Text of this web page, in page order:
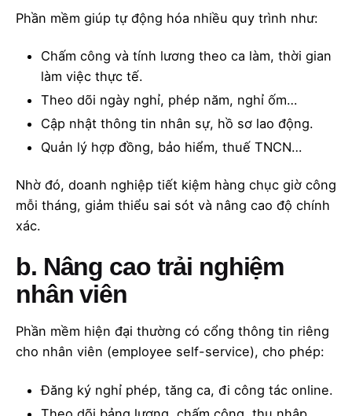
Phần mềm giúp tự động hóa nhiều quy trình như:
Chấm công và tính lương theo ca làm, thời gian
làm việc thực tế.
Theo dõi ngày nghỉ, phép năm, nghỉ ốm…
Cập nhật thông tin nhân sự, hồ sơ lao động.
Quản lý hợp đồng, bảo hiểm, thuế TNCN…
Nhờ đó, doanh nghiệp tiết kiệm hàng chục giờ công
mỗi tháng, giảm thiểu sai sót và nâng cao độ chính
xác.
b. Nâng cao trải nghiệm
nhân viên
Phần mềm hiện đại thường có cổng thông tin riêng
cho nhân viên (employee self-service), cho phép:
Đăng ký nghỉ phép, tăng ca, đi công tác online.